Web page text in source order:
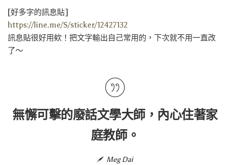
[好多字的訊息貼]
https://line.me/S/sticker/12427132
訊息貼很好用欸！把文字輸出自己常用的，下次就不用一直改
了～
無懈可擊的廢話文學大師，內心住著家
庭教師。
Meg Dai